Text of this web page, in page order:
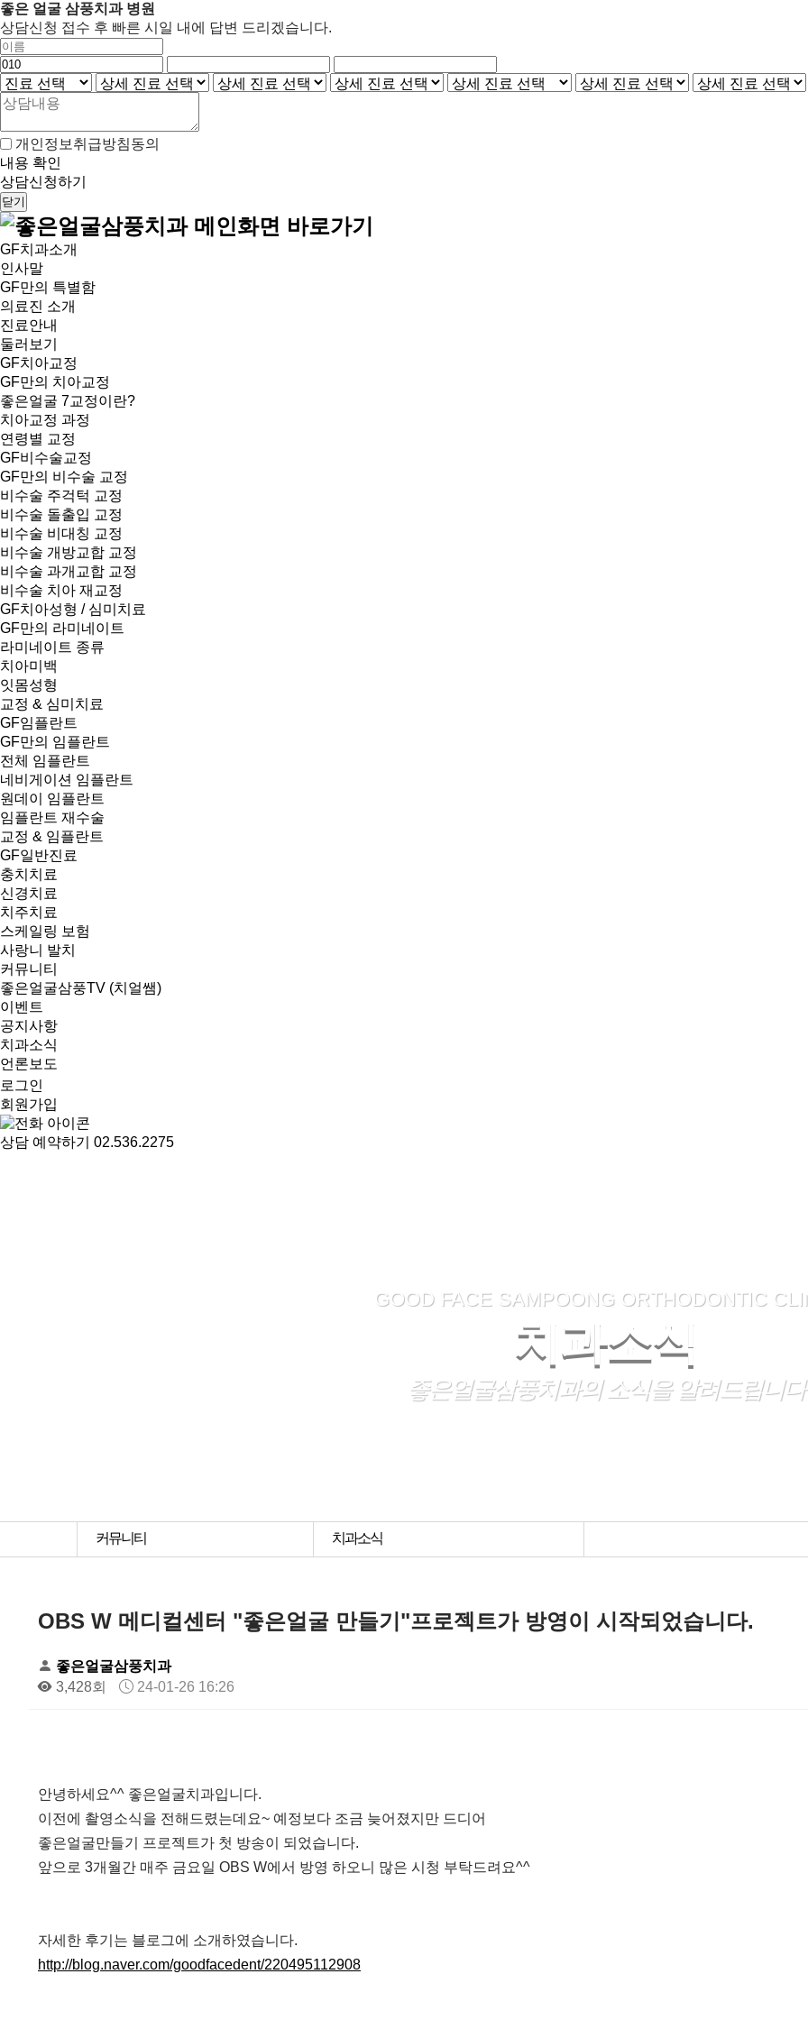
좋은 얼굴 삼풍치과 병원
상
담
신
청
하
기
상담신청 접수 후 빠른 시일 내에 답변 드리겠습니다.
연
락
첫
번
째
자
리
연
락
두
번
째
자
리
연
락
세
번
째
자
리
진
료
선
택
개인정보취급방침동의
내용 확인
상담신청하기
닫기
좋
은
얼
굴
삼
풍
치
과
홈
페
이
지
GF치과소개
인사말
GF만의 특별함
의료진 소개
진료안내
둘러보기
GF치아교정
GF만의 치아교정
좋은얼굴 7교정이란?
치아교정 과정
연령별 교정
GF비수술교정
GF만의 비수술 교정
비수술 주걱턱 교정
비수술 돌출입 교정
비수술 비대칭 교정
비수술 개방교합 교정
비수술 과개교합 교정
비수술 치아 재교정
GF치아성형 / 심미치료
GF만의 라미네이트
라미네이트 종류
치아미백
잇몸성형
교정 & 심미치료
GF임플란트
GF만의 임플란트
전체 임플란트
네비게이션 임플란트
원데이 임플란트
임플란트 재수술
교정 & 임플란트
GF일반진료
충치치료
신경치료
치주치료
스케일링 보험
사랑니 발치
커뮤니티
좋은얼굴삼풍TV (치얼쌤)
이벤트
공지사항
치과소식
언론보도
로그인
회원가입
상
담
상담 예약하기 02.536.2275
GOOD FACE SAMPOONG ORTHODONTIC
치과소식
좋은얼굴삼풍치과의 소식을 알려드립니다
커뮤니티 치과소식
OBS W 메디컬센터 "좋은얼굴 만들기"프로젝트가 방영이 시작되었습니다.
좋은얼굴삼풍치과
3,428회
24-01-26 16:26
안녕하세요^^ 좋은얼굴치과입니다.
이전에 촬영소식을 전해드렸는데요~ 예정보다 조금 늦어졌지만 드디어
좋은얼굴만들기 프로젝트가 첫 방송이 되었습니다.
앞으로 3개월간 매주 금요일 OBS W에서 방영 하오니 많은 시청 부탁드려요^^
자세한 후기는 블로그에 소개하였습니다.
http://blog.naver.com/goodfacedent/220495112908